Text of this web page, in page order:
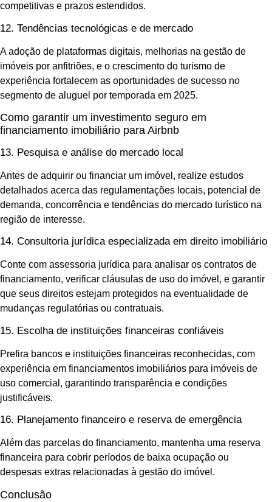
competitivas e prazos estendidos.
12. Tendências tecnológicas e de mercado
A adoção de plataformas digitais, melhorias na gestão de
imóveis por anfitriões, e o crescimento do turismo de
experiência fortalecem as oportunidades de sucesso no
segmento de aluguel por temporada em 2025.
Como garantir um investimento seguro em
financiamento imobiliário para Airbnb
13. Pesquisa e análise do mercado local
Antes de adquirir ou financiar um imóvel, realize estudos
detalhados acerca das regulamentações locais, potencial de
demanda, concorrência e tendências do mercado turístico na
região de interesse.
14. Consultoria jurídica especializada em direito imobiliário
Conte com assessoria jurídica para analisar os contratos de
financiamento, verificar cláusulas de uso do imóvel, e garantir
que seus direitos estejam protegidos na eventualidade de
mudanças regulatórias ou contratuais.
15. Escolha de instituições financeiras confiáveis
Prefira bancos e instituições financeiras reconhecidas, com
experiência em financiamentos imobiliários para imóveis de
uso comercial, garantindo transparência e condições
justificáveis.
16. Planejamento financeiro e reserva de emergência
Além das parcelas do financiamento, mantenha uma reserva
financeira para cobrir períodos de baixa ocupação ou
despesas extras relacionadas à gestão do imóvel.
Conclusão